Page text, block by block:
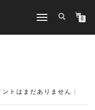
ナ
ゲ
り
0
ントはまだありません